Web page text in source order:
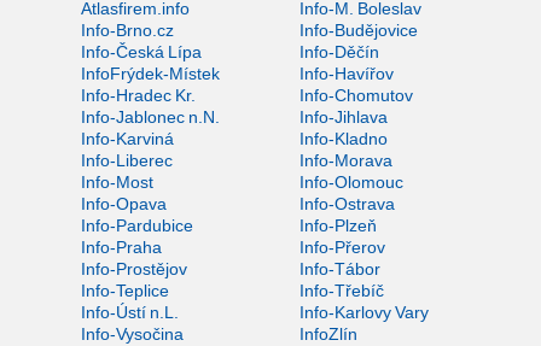
Atlasfirem.info
Info-M. Boleslav
Info-Brno.cz
Info-Budějovice
Info-Česká Lípa
Info-Děčín
InfoFrýdek-Místek
Info-Havířov
Info-Hradec Kr.
Info-Chomutov
Info-Jablonec n.N.
Info-Jihlava
Info-Karviná
Info-Kladno
Info-Liberec
Info-Morava
Info-Most
Info-Olomouc
Info-Opava
Info-Ostrava
Info-Pardubice
Info-Plzeň
Info-Praha
Info-Přerov
Info-Prostějov
Info-Tábor
Info-Teplice
Info-Třebíč
Info-Ústí n.L.
Info-Karlovy Vary
Info-Vysočina
InfoZlín